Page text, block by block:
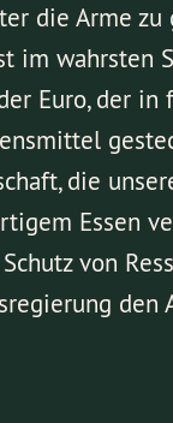
die Arme zu
im wahrsten
Euro, der in
die
Essen
von